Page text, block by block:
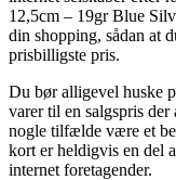
12,5cm – 19gr Blue
din shopping, sådan at
prisbilligste pris.
Du bør alligevel huske
varer til en salgspris der
nogle tilfælde være et
kort er heldigvis en del
internet foretagender.